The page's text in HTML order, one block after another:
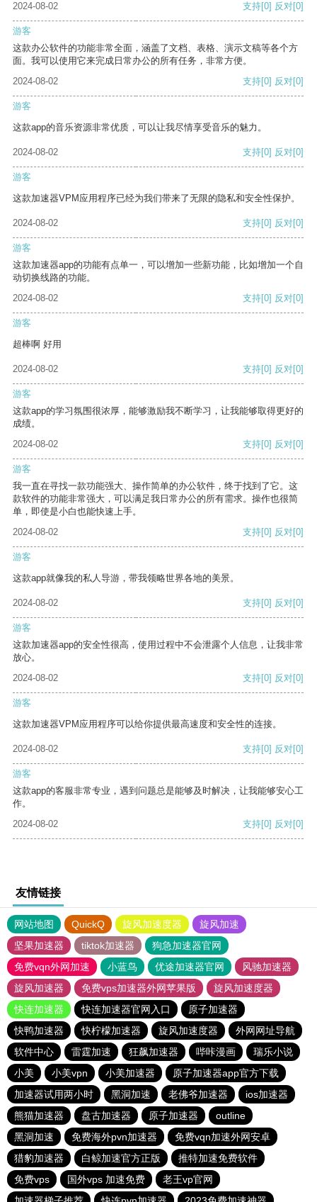
2024-08-02
支持[0] 反对[0]
游客
这款办公软件的功能非常全面，涵盖了文档、表格、演示文稿等各个方
面。我可以使用它来完成日常办公的所有任务，非常方便。
2024-08-02
支持[0] 反对[0]
游客
这款app的音乐资源非常优质，可以让我尽情享受音乐的魅力。
2024-08-02 支持[0] 反对[0]
游客
这款加速器VPM应用程序已经为我们带来了无限的隐私和安全性保护。
2024-08-02 支持[0] 反对[0]
游客
这款加速器app的功能有点单一，可以增加一些新功能，比如增加一个自
动切换线路的功能。
2024-08-02
支持[0] 反对[0]
游客
超棒啊 好用
2024-08-02 支持[0] 反对[0]
游客
这款app的学习氛围很浓厚，能够激励我不断学习，让我能够取得更好的
成绩。
2024-08-02
支持[0] 反对[0]
游客
我一直在寻找一款功能强大、操作简单的办公软件，终于找到了它。这
款软件的功能非常强大，可以满足我日常办公的所有需求。操作也很简
单，即使是小白也能快速上手。
2024-08-02
支持[0] 反对[0]
游客
这款app就像我的私人导游，带我领略世界各地的美景。
2024-08-02 支持[0] 反对[0]
游客
这款加速器app的安全性很高，使用过程中不会泄露个人信息，让我非常
放心。
2024-08-02
支持[0] 反对[0]
游客
这款加速器VPM应用程序可以给你提供最高速度和安全性的连接。
2024-08-02 支持[0] 反对[0]
游客
这款app的客服非常专业，遇到问题总是能够及时解决，让我能够安心工
作。
2024-08-02
支持[0] 反对[0]
友情链接
网站地图 QuickQ 旋风加速度器
旋风加速
坚果加速器
tiktok加速器
狗急加速器官网
免费vqn外网加速
小蓝鸟 优途加速器官网
风驰加速器
旋风加速器
免费vps加速器外网苹果版
旋风加速度器
快连加速器
快连加速器官网入口
原子加速器
快鸭加速器
快柠檬加速器 旋风加速度器
外网网址导航
软件中心
雷霆加速 狂飙加速器 哔咔漫画
瑞乐小说
小美
小美vpn 小美加速器
原子加速器app官方下载
加速器试用两小时
黑洞加速 老佛爷加速器
ios加速器
熊猫加速器
盘古加速器 原子加速器
outline
黑洞加速
免费海外pvn加速器
免费vqn加速外网安卓
猎豹加速器
白鲸加速官方正版
推特加速免费软件
免费vps
国外vps 加速免费
老王vp官网